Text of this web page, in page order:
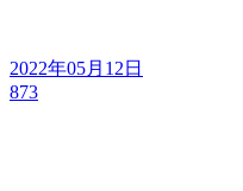
2022年05月12日
873